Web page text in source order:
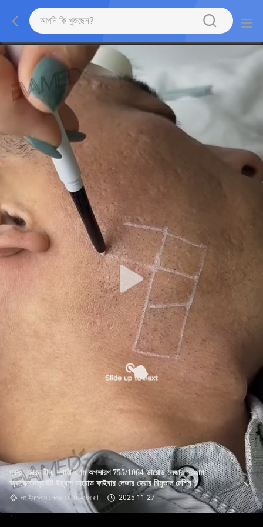
দ্রুত, যন্ত্রনাহীন, স্থায়ী লোম অপসারণ 755/1064 ডায়োড লেজার সরঞ্জাম
অ্যালেক্সানড্রাইট ইয়্যাগ ডায়োড ফাইবার লেজার হেয়ার রিমুভাল মেশিন
লং ইমপ্লাস লেজার হেয়ার অপসারণ 2025-11-27